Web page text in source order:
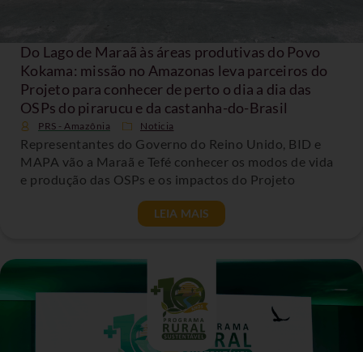
Do Lago de Maraã às áreas produtivas do Povo
Kokama: missão no Amazonas leva parceiros do
Projeto para conhecer de perto o dia a dia das
OSPs do pirarucu e da castanha-do-Brasil
PRS - Amazônia Noticia
Representantes do Governo do Reino Unido, BID e
MAPA vão a Maraã e Tefé conhecer os modos de vida
e produção das OSPs e os impactos do Projeto
LEIA MAIS